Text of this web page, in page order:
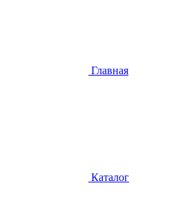
Главная
Каталог